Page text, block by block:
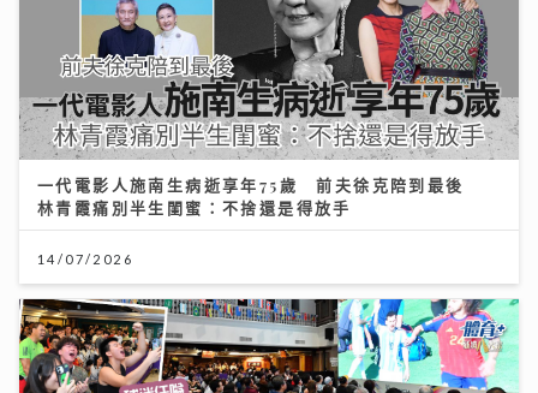
一代電影人施南生病逝享年75歲 前夫徐克陪到最後
林青霞痛別半生閨蜜：不捨還是得放手
14/07/2026